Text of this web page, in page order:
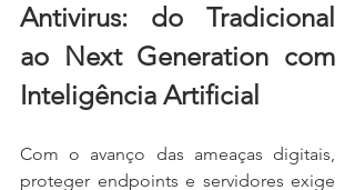
Antivirus: do Tradicional
ao Next Generation com
Inteligência Artificial
Com o avanço das ameaças digitais,
proteger endpoints e servidores exige